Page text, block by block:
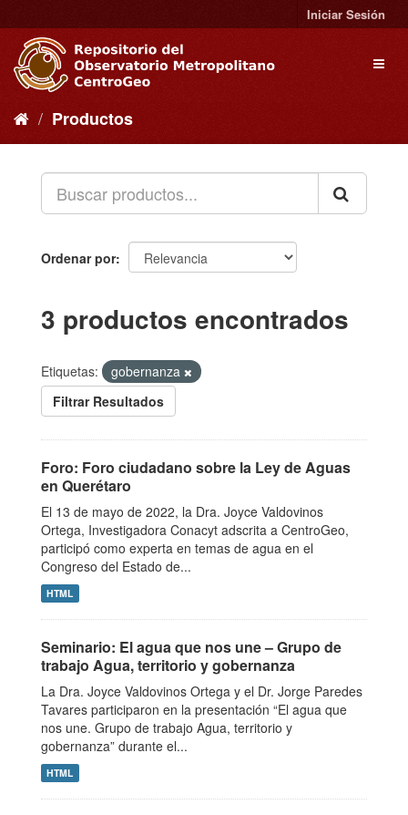
al
contenido
Iniciar Sesión
Productos
Ordenar por
3 productos encontrados
Etiquetas:
gobernanza
Filtrar Resultados
Foro: Foro ciudadano sobre la Ley de Aguas
en Querétaro
El 13 de mayo de 2022, la Dra. Joyce Valdovinos
Ortega, Investigadora Conacyt adscrita a CentroGeo,
participó como experta en temas de agua en el
Congreso del Estado de...
HTML
Seminario: El agua que nos une – Grupo de
trabajo Agua, territorio y gobernanza
La Dra. Joyce Valdovinos Ortega y el Dr. Jorge Paredes
Tavares participaron en la presentación “El agua que
nos une. Grupo de trabajo Agua, territorio y
gobernanza” durante el...
HTML